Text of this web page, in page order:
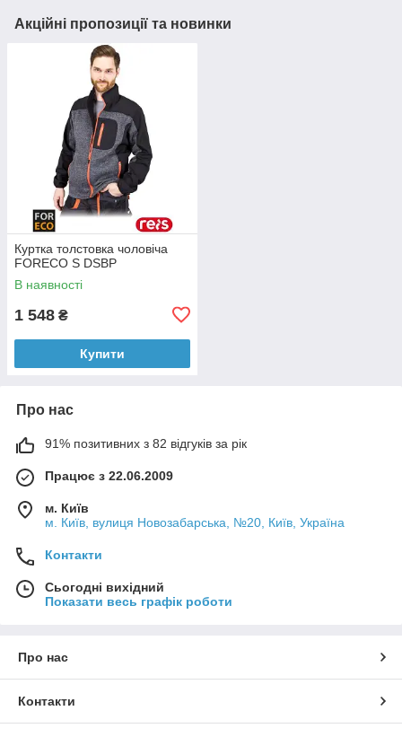
Акційні пропозиції та новинки
Куртка толстовка чоловіча
FORECO S DSBP
В наявності
1 548 ₴
Купити
Про нас
91% позитивних з 82 відгуків за рік
Працює з 22.06.2009
м. Київ
м. Київ, вулиця Новозабарська, №20, Київ, Україна
Контакти
Сьогодні вихідний
Показати весь графік роботи
Про нас
Контакти